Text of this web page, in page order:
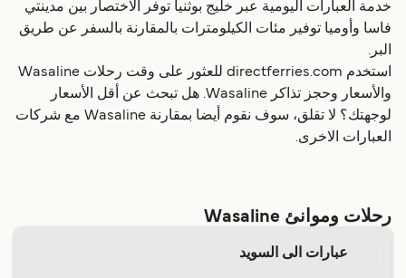
خدمة العبارات اليومية عبر خليج بوثنيا توفر الاختصار بين مدينتي
فاسا وأوميا توفير مئات الكيلومترات بالمقارنة بالسفر عن طريق
البر.
استخدم directferries.com للعثور على وقت رحلات Wasaline
والأسعار وحجز تذاكر Wasaline. هل تبحث عن أقل الأسعار
لوجهتك؟ لا تقلق، سوف نقوم أيضا بمقارنة Wasaline مع شركات
العبارات الاخرى.
رحلات وموانئ Wasaline
عبارات الى السويد